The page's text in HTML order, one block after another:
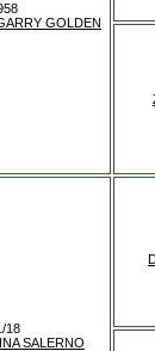
GOLDEN
18
SALERNO